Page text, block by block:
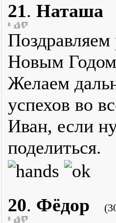
21. Наташа
0
Поздравляем
Новым
Желаем
успехов во
Иван, если
поделиться.
20. Фёдор
0